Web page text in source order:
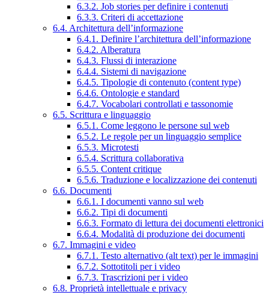
6.3.2. Job stories per definire i contenuti
6.3.3. Criteri di accettazione
6.4. Architettura dell’informazione
6.4.1. Definire l’architettura dell’informazione
6.4.2. Alberatura
6.4.3. Flussi di interazione
6.4.4. Sistemi di navigazione
6.4.5. Tipologie di contenuto (content type)
6.4.6. Ontologie e standard
6.4.7. Vocabolari controllati e tassonomie
6.5. Scrittura e linguaggio
6.5.1. Come leggono le persone sul web
6.5.2. Le regole per un linguaggio semplice
6.5.3. Microtesti
6.5.4. Scrittura collaborativa
6.5.5. Content critique
6.5.6. Traduzione e localizzazione dei contenuti
6.6. Documenti
6.6.1. I documenti vanno sul web
6.6.2. Tipi di documenti
6.6.3. Formato di lettura dei documenti elettronici
6.6.4. Modalità di produzione dei documenti
6.7. Immagini e video
6.7.1. Testo alternativo (alt text) per le immagini
6.7.2. Sottotitoli per i video
6.7.3. Trascrizioni per i video
6.8. Proprietà intellettuale e privacy